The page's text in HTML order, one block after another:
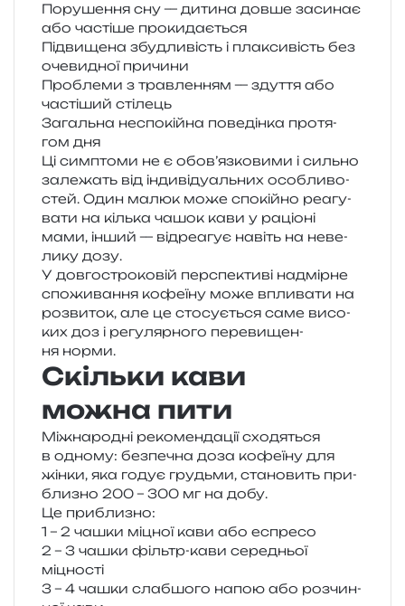
Порушення сну — дити­на довше заси­нає
або часті­ше прокидається
Підвищена збу­дли­вість і пла­кси­вість без
оче­ви­дної причини
Проблеми з трав­ле­н­ням — зду­т­тя або
часті­ший стілець
Загальна неспо­кій­на пове­дін­ка про­тя­
гом дня
Ці сим­пто­ми не є обов’язковими і силь­но
зале­жать від інди­ві­ду­аль­них осо­бли­во­
стей. Один малюк може спо­кій­но реа­гу­
ва­ти на кіль­ка чашок кави у раціо­ні
мами, інший — від­ре­а­гує навіть на неве­
ли­ку дозу.
У дов­го­стро­ко­вій пер­спе­кти­ві надмір­не
спо­жи­ва­н­ня кофе­ї­ну може впли­ва­ти на
роз­ви­ток, але це сто­су­є­ться саме висо­
ких доз і регу­ляр­но­го пере­ви­ще­н­
ня норми.
Скільки кави
можна пити
Міжнародні реко­мен­да­ції схо­дя­ться
в одно­му: без­пе­чна доза кофе­ї­ну для
жінки, яка годує гру­дьми, ста­но­вить при­
бли­зно 200 – 300 мг на добу.
Це при­бли­зно:
1 – 2 чашки міцної кави або еспресо
2 – 3 чашки фільтр-кави сере­дньої
міцності
3 – 4 чашки слаб­шо­го напою або роз­чин­